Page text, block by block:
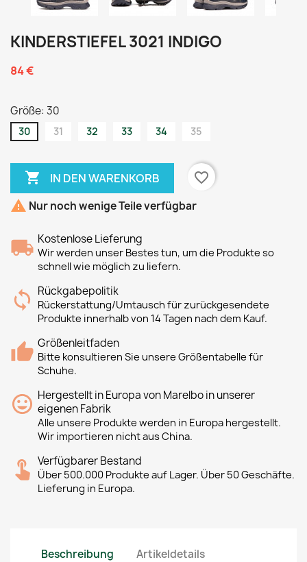
KINDERSTIEFEL 3021 INDIGO
84 €
Größe: 30
30 31 32 33 34 35
 IN DEN WARENKORB
favorite_border
 Nur noch wenige Teile verfügbar
Kostenlose Lieferung
Wir werden unser Bestes tun, um die Produkte so
schnell wie möglich zu liefern.
Rückgabepolitik
Rückerstattung/Umtausch für zurückgesendete
Produkte innerhalb von 14 Tagen nach dem Kauf.
Größenleitfaden
Bitte konsultieren Sie unsere Größentabelle für
Schuhe.
Hergestellt in Europa von Marelbo in unserer
eigenen Fabrik
Alle unsere Produkte werden in Europa hergestellt.
Wir importieren nicht aus China.
Verfügbarer Bestand
Über 500.000 Produkte auf Lager. Über 50 Geschäfte.
Lieferung in Europa.
Beschreibung Artikeldetails